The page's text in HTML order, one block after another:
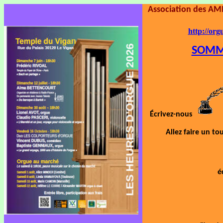
Association des
http://
Écrivez-nous
Allez faire un